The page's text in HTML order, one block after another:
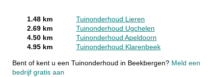
1.48 km
Tuinonderhoud Lieren
2.69 km
Tuinonderhoud Ugchelen
4.50 km
Tuinonderhoud Apeldoorn
4.95 km
Tuinonderhoud Klarenbeek
Bent of kent u een Tuinonderhoud in Beekbergen? Meld een
bedrijf gratis aan